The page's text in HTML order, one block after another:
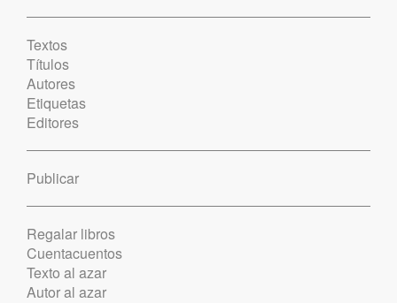
Textos
Títulos
Autores
Etiquetas
Editores
Publicar
Regalar libros
Cuentacuentos
Texto al azar
Autor al azar